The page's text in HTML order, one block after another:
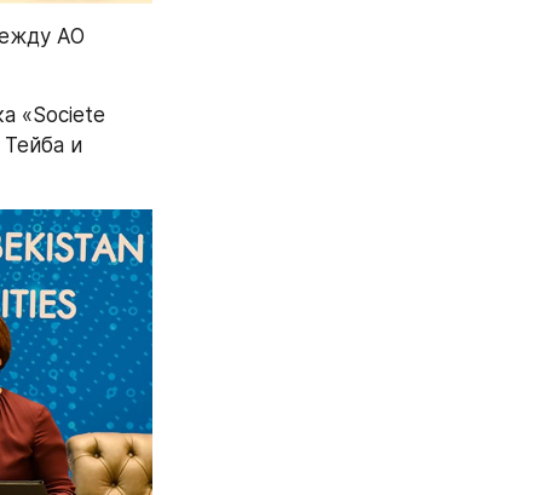
АО
«Societe
и